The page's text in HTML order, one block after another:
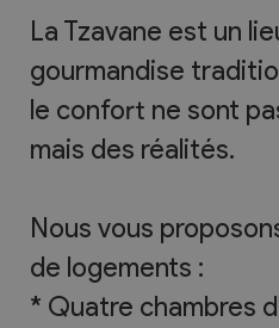
La Tzavane est un
gourmandise
le confort ne sont
mais des réalités.
Nous vous
de logements :
* Quatre chambres